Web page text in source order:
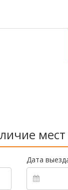
мест
Дата